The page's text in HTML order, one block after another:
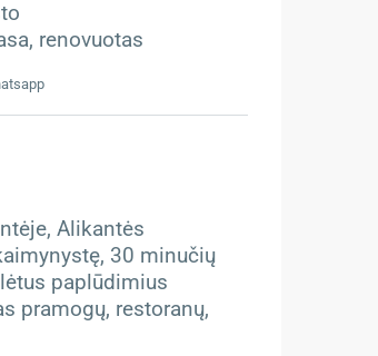
renovuotas
Alikantės
30 minučių
paplūdimius
pramogų, restoranų,